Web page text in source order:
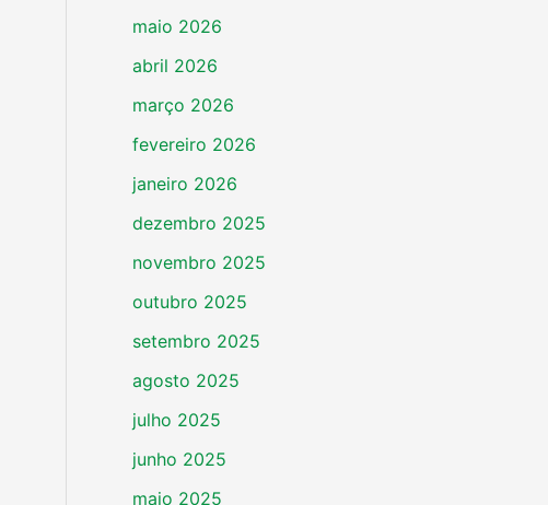
maio 2026
abril 2026
março 2026
fevereiro 2026
janeiro 2026
dezembro 2025
novembro 2025
outubro 2025
setembro 2025
agosto 2025
julho 2025
junho 2025
maio 2025